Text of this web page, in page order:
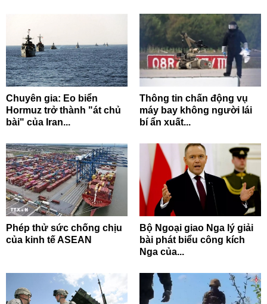
Chuyên gia: Eo biển
Hormuz trở thành "át chủ
bài" của Iran...
Thông tin chấn động vụ
máy bay không người lái
bí ẩn xuất...
Phép thử sức chống chịu
của kinh tế ASEAN
Bộ Ngoại giao Nga lý giải
bài phát biểu công kích
Nga của...